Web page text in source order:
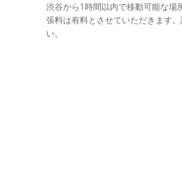
渋谷から1時間以内で移動可能な場
張料は有料とさせていただきます
い。